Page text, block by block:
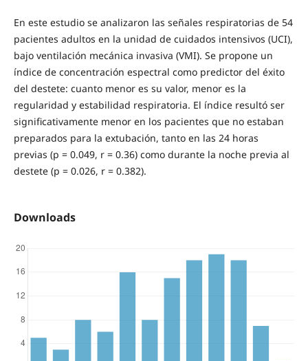
En este estudio se analizaron las señales respiratorias de 54
pacientes adultos en la unidad de cuidados intensivos (UCI),
bajo ventilación mecánica invasiva (VMI). Se propone un
índice de concentración espectral como predictor del éxito
del destete: cuanto menor es su valor, menor es la
regularidad y estabilidad respiratoria. El índice resultó ser
significativamente menor en los pacientes que no estaban
preparados para la extubación, tanto en las 24 horas
previas (p = 0.049, r = 0.36) como durante la noche previa al
destete (p = 0.026, r = 0.382).
Downloads